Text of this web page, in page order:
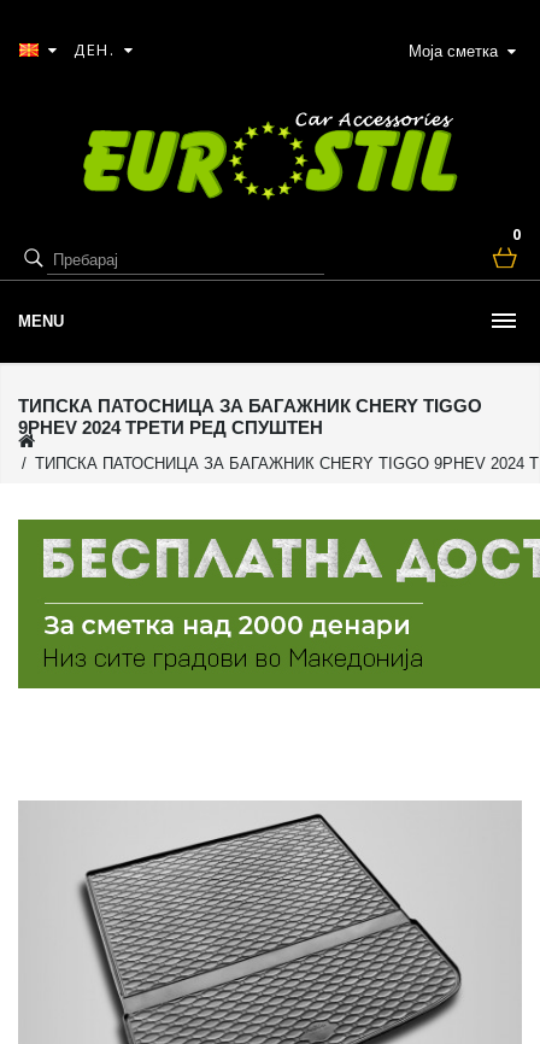
Моја сметка
0
ДЕН.
MENU
ТИПСКА ПАТОСНИЦА ЗА БАГАЖНИК CHERY TIGGO
9PHEV 2024 ТРЕТИ РЕД СПУШТЕН
ТИПСКА ПАТОСНИЦА ЗА БАГАЖНИК CHERY TIGGO 9PHEV